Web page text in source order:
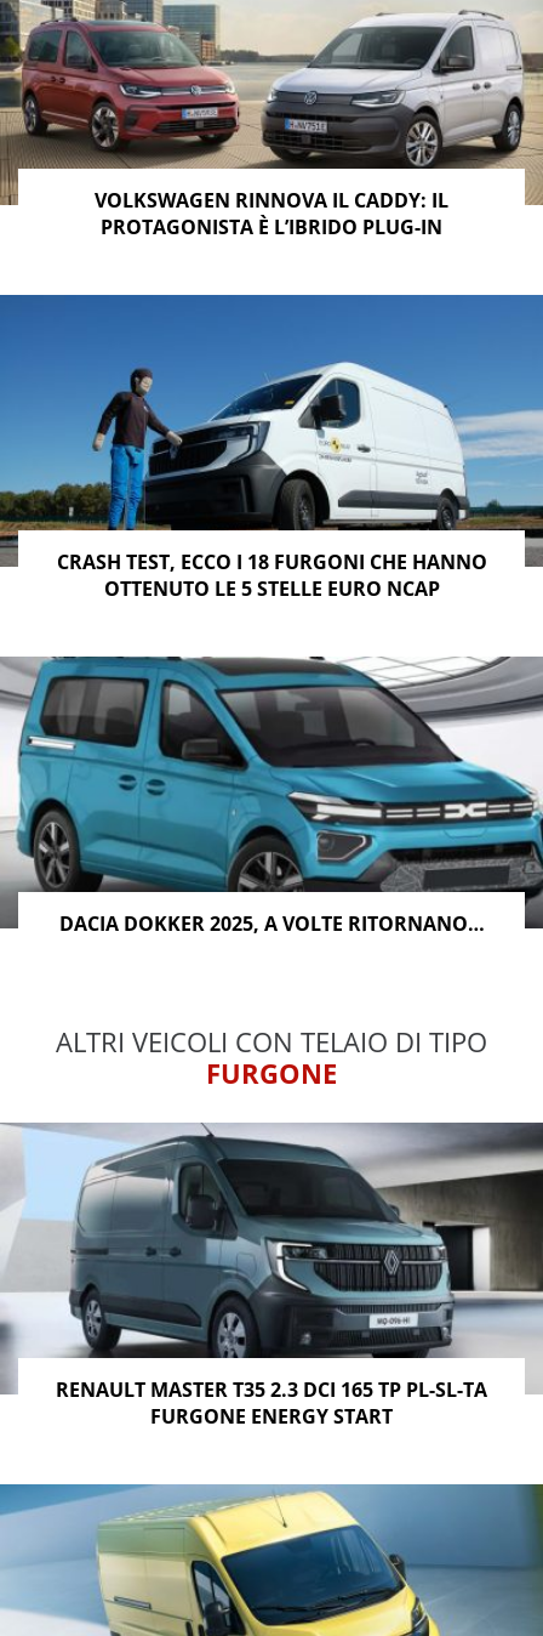
VOLKSWAGEN RINNOVA IL CADDY: IL
PROTAGONISTA È L’IBRIDO PLUG-IN
CRASH TEST, ECCO I 18 FURGONI CHE HANNO
OTTENUTO LE 5 STELLE EURO NCAP
DACIA DOKKER 2025, A VOLTE RITORNANO…
ALTRI VEICOLI CON TELAIO DI TIPO
FURGONE
RENAULT MASTER T35 2.3 DCI 165 TP PL-SL-TA
FURGONE ENERGY START